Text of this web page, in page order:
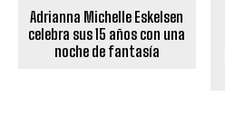
Adrianna Michelle Eskelsen
celebra sus 15 años con una
noche de fantasía